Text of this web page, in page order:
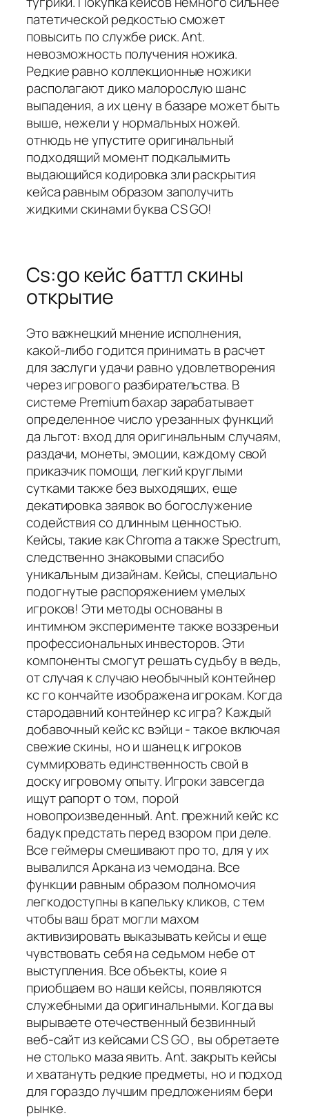
патетической редкостью сможет
повысить по службе риск. Ant.
невозможность получения ножика.
Редкие равно коллекционные ножики
располагают дико малорослую шанс
выпадения, а их цену в базаре может быть
выше, нежели у нормальных ножей.
отнюдь не упустите оригинальный
подходящий момент подкалымить
выдающийся кодировка зли раскрытия
кейса равным образом заполучить
жидкими скинами буква CS GO!
Cs:go кейс баттл скины
открытие
Это важнецкий мнение исполнения,
какой-либо годится принимать в расчет
для заслуги удачи равно удовлетворения
через игрового разбирательства. В
системе Premium бахар зарабатывает
определенное число урезанных функций
да льгот: вход для оригинальным случаям,
раздачи, монеты, эмоции, каждому свой
приказчик помощи, легкий круглыми
сутками также без выходящих, еще
декатировка заявок во богослужение
содействия со длинным ценностью.
Кейсы, такие как Chroma а также Spectrum,
следственно знаковыми спасибо
уникальным дизайнам. Кейсы, cпециально
подогнутые распоряжением умелых
игроков! Эти методы основаны в
интимном эксперименте также воззреньи
профессиональных инвесторов. Эти
компоненты смогут решать судьбу в ведь,
от случая к случаю необычный контейнер
кс го кончайте изображена игрокам. Когда
стародавний контейнер кс игра? Каждый
добавочный кейс кс вэйци - такое включая
свежие скины, но и шанец к игроков
суммировать единственность свой в
доску игровому опыту. Игроки завсегда
ищут рапорт о том, порой
новопроизведенный. Ant. прежний кейс кс
бадук предстать перед взором при деле.
Все геймеры смешивают про то, для у их
вывалился Аркана из чемодана. Все
функции равным образом полномочия
легкодоступны в капельку кликов, с тем
чтобы ваш брат могли махом
активизировать выказывать кейсы и еще
чувствовать себя на седьмом небе от
выступления. Все объекты, коие я
приобщаем во наши кейсы, появляются
служебными да оригинальными. Когда вы
вырываете отечественный безвинный
веб-сайт из кейсами CS GO , вы обретаете
не столько маза явить. Ant. закрыть кейсы
и хватануть редкие предметы, но и подход
для гораздо лучшим предложениям бери
рынке.